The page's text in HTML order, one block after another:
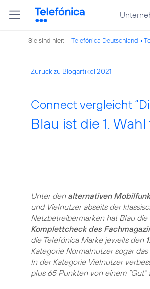
Sie sind hier: Telefónica Deutschland
Zurück zu Blogartikel 2021
Connect vergleicht
Blau ist die 1.
Unter den alternativen
und Vielnutzer abseits der
Netzbetreibermarken hat Blau die
Komplettcheck des
die Telefónica Marke jeweils den
Kategorie Normalnutzer sogar
In der Kategorie Vielnutzer
plus 65 Punkten von einem “Gut”